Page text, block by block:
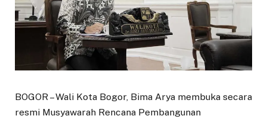
BOGOR – Wali Kota Bogor, Bima Arya membuka secara
resmi Musyawarah Rencana Pembangunan